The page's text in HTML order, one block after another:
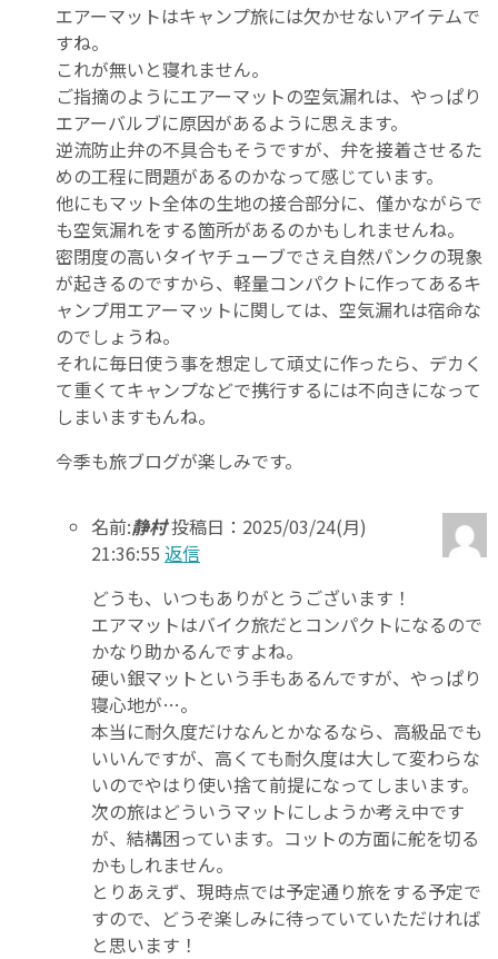
エアーマットはキャンプ旅には欠かせないアイテムで
すね。
これが無いと寝れません。
ご指摘のようにエアーマットの空気漏れは、やっぱり
エアーバルブに原因があるように思えます。
逆流防止弁の不具合もそうですが、弁を接着させるた
めの工程に問題があるのかなって感じています。
他にもマット全体の生地の接合部分に、僅かながらで
も空気漏れをする箇所があるのかもしれませんね。
密閉度の高いタイヤチューブでさえ自然パンクの現象
が起きるのですから、軽量コンパクトに作ってあるキ
ャンプ用エアーマットに関しては、空気漏れは宿命な
のでしょうね。
それに毎日使う事を想定して頑丈に作ったら、デカく
て重くてキャンプなどで携行するには不向きになって
しまいますもんね。
今季も旅ブログが楽しみです。
名前:静村投稿日：2025/03/24(月)
21:36:55 返信
どうも、いつもありがとうございます！
エアマットはバイク旅だとコンパクトになるので
かなり助かるんですよね。
硬い銀マットという手もあるんですが、やっぱり
寝心地が…。
本当に耐久度だけなんとかなるなら、高級品でも
いいんですが、高くても耐久度は大して変わらな
いのでやはり使い捨て前提になってしまいます。
次の旅はどういうマットにしようか考え中です
が、結構困っています。コットの方面に舵を切る
かもしれません。
とりあえず、現時点では予定通り旅をする予定で
すので、どうぞ楽しみに待っていていただければ
と思います！